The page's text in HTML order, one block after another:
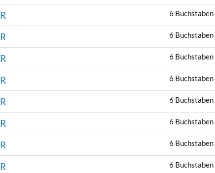
6 Buchstaben
6 Buchstaben
6 Buchstaben
6 Buchstaben
6 Buchstaben
6 Buchstaben
6 Buchstaben
6 Buchstaben